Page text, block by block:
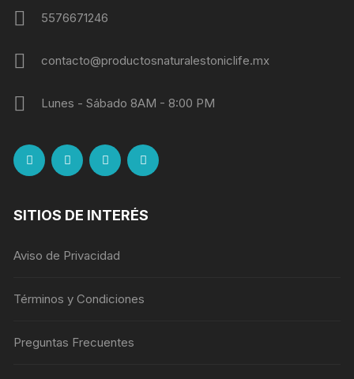
5576671246
contacto@productosnaturalestoniclife.mx
Lunes - Sábado 8AM - 8:00 PM
SITIOS DE INTERÉS
Aviso de Privacidad
Términos y Condiciones
Preguntas Frecuentes